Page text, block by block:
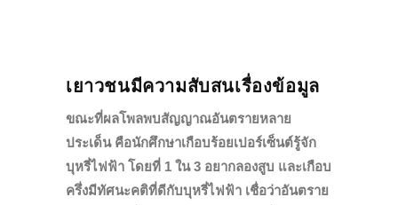
เยาวชนมีความสับสนเรื่องข้อมูล
ขณะที่ผลโพลพบสัญญาณอันตรายหลาย
ประเด็น คือนักศึกษาเกือบร้อยเปอร์เซ็นต์รู้จัก
บุหรี่ไฟฟ้า โดยที่ 1 ใน3 อยากลองสูบ และเกือบ
ครึ่งมีทัศนะคติที่ดีกับบุหรี่ไฟฟ้า เชื่อว่าอันตราย